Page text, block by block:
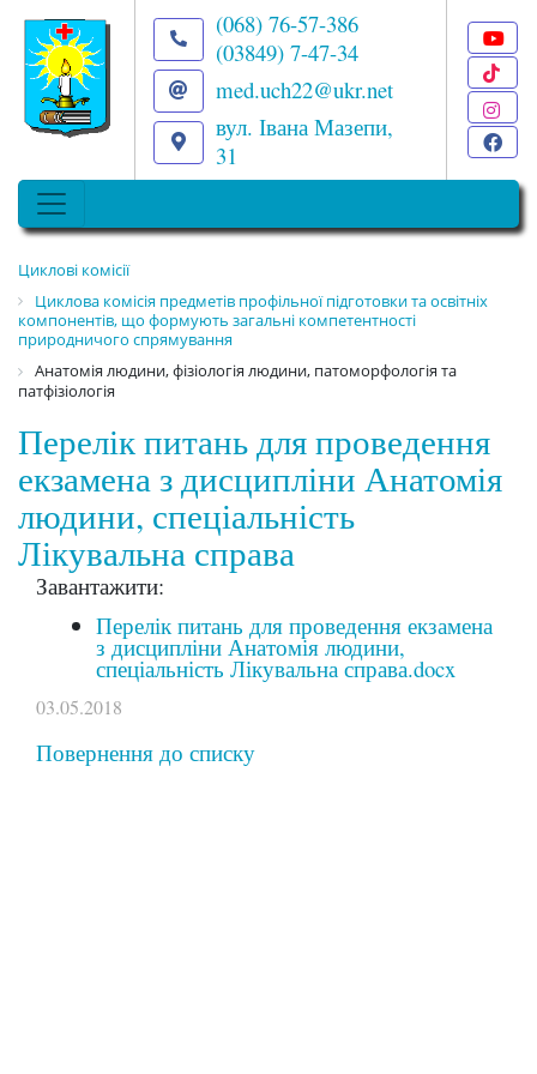
(068) 76-57-386
(03849) 7-47-34
med.uch22@ukr.net
вул. Івана Мазепи,
31
Циклові комісії
Циклова комісія предметів профільної підготовки та освітніх
компонентів, що формують загальні компетентності
природничого спрямування
Анатомія людини, фізіологія людини, патоморфологія та
патфізіологія
Перелік питань для проведення
екзамена з дисципліни Анатомія
людини, спеціальність
Лікувальна справа
Завантажити:
Перелік питань для проведення екзамена
з дисципліни Анатомія людини,
спеціальність Лікувальна справа.docx
03.05.2018
Повернення до списку